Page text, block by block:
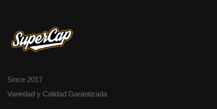
Since 2017
Variedad y Calidad Garantizada